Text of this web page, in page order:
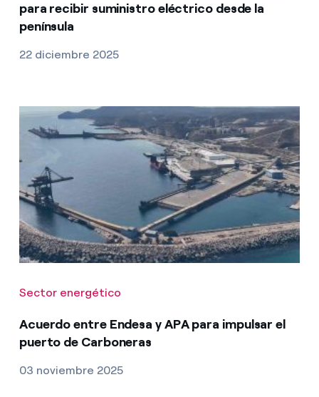
para recibir suministro eléctrico desde la
península
22 diciembre 2025
Sector energético
Acuerdo entre Endesa y APA para impulsar el
puerto de Carboneras
03 noviembre 2025